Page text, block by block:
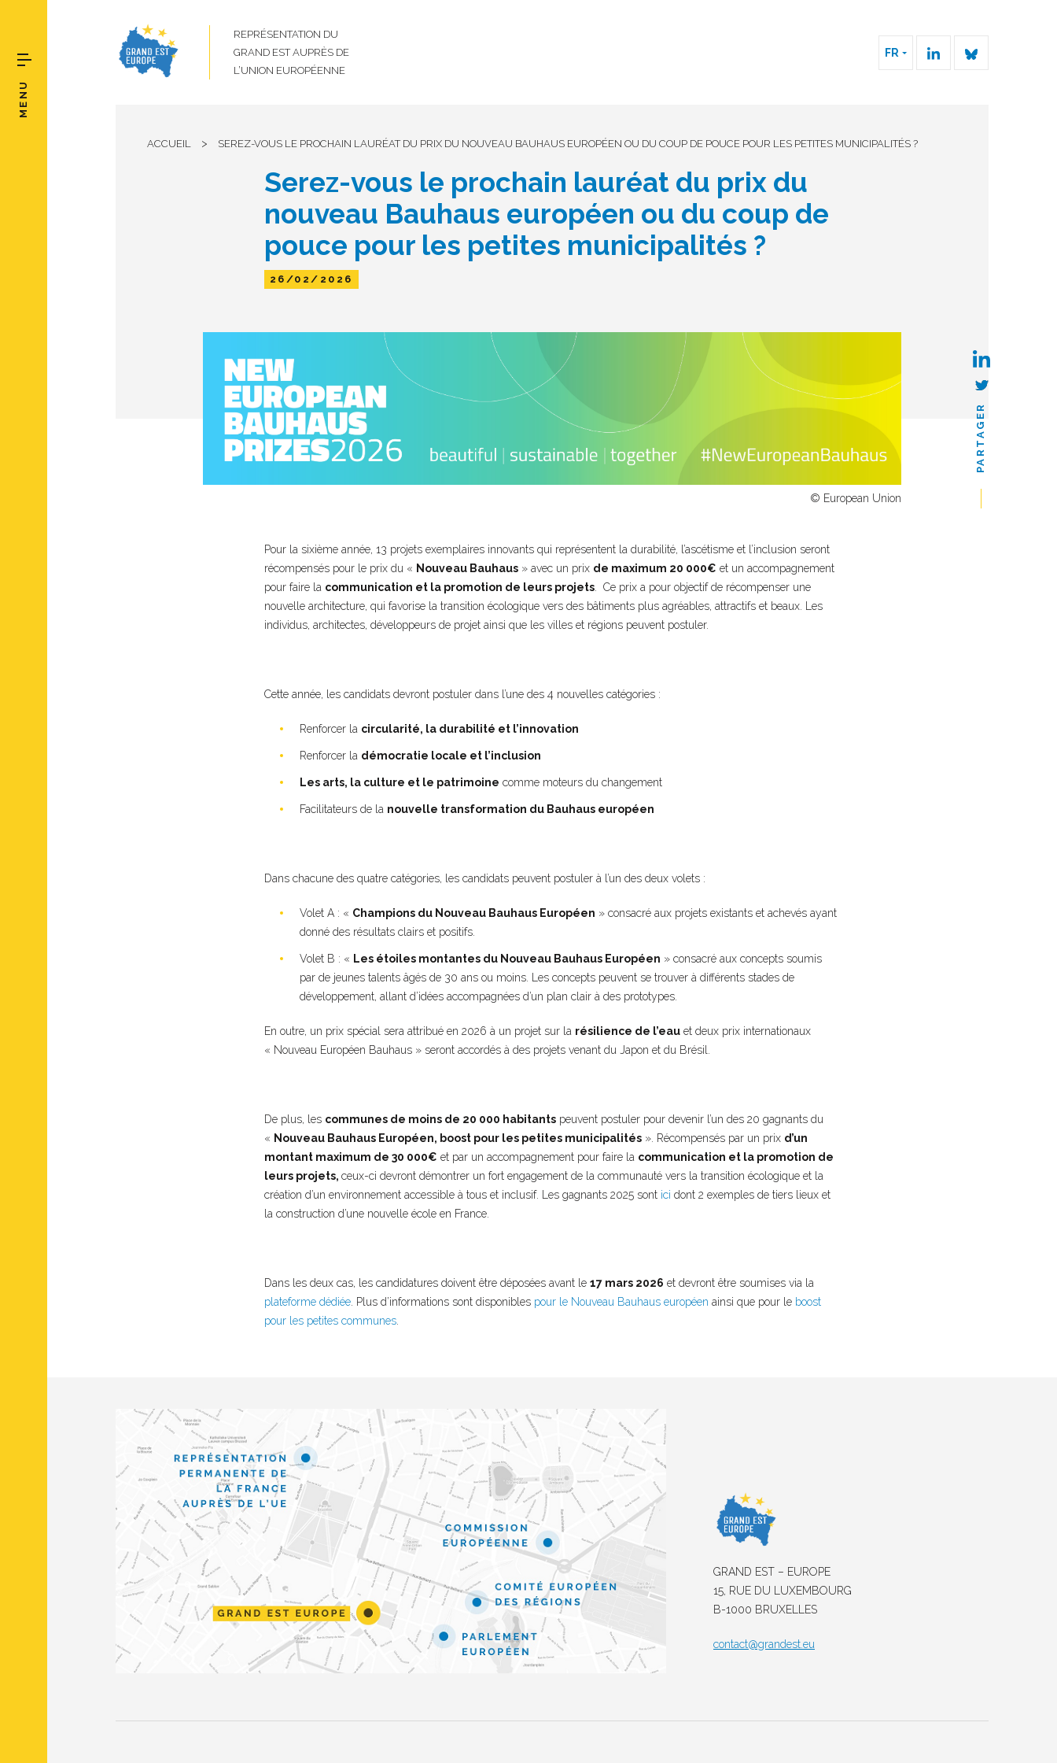
REPRÉSENTATION DU
GRAND EST AUPRÈS DE
L’UNION EUROPÉENNE
FR
MENU
ACCUEIL > SEREZ-VOUS LE PROCHAIN LAURÉAT DU PRIX DU NOUVEAU BAUHAUS EUROPÉEN OU DU COUP DE POUCE POUR LES PETITES MUNICIPALITÉS ?
Serez-vous le prochain lauréat du prix du
nouveau Bauhaus européen ou du coup de
pouce pour les petites municipalités ?
26/02/2026
© European Union
PARTAGER
Pour la sixième année, 13 projets exemplaires innovants qui représentent la durabilité, l’ascétisme et l’inclusion seront
récompensés pour le prix du « Nouveau Bauhaus» avec un prix de maximum 20 000€ et un accompagnement
pour faire la communication et la promotion de leurs projets. Ce prix a pour objectif de récompenser une
nouvelle architecture, qui favorise la transition écologique vers des bâtiments plus agréables, attractifs et beaux. Les
individus, architectes, développeurs de projet ainsi que les villes et régions peuvent postuler.
Cette année, les candidats devront postuler dans l’une des 4 nouvelles catégories :
Renforcer la circularité, la durabilité et l’innovation
Renforcer la démocratie locale et l’inclusion
Les arts, la culture et le patrimoine comme moteurs du changement
Facilitateurs de la nouvelle transformation du Bauhaus européen
Dans chacune des quatre catégories, les candidats peuvent postuler à l’un des deux volets :
Volet A : « Champions du Nouveau Bauhaus Européen » consacré aux projets existants et achevés ayant
donné des résultats clairs et positifs.
Volet B : « Les étoiles montantes du Nouveau Bauhaus Européen » consacré aux concepts soumis
par de jeunes talents âgés de 30 ans ou moins. Les concepts peuvent se trouver à différents stades de
développement, allant d’idées accompagnées d’un plan clair à des prototypes.
En outre, un prix spécial sera attribué en 2026 à un projet sur la résilience de l’eauet deux prix internationaux
« Nouveau Européen Bauhaus » seront accordés à des projets venant du Japon et du Brésil.
De plus, les communes de moins de 20 000 habitantspeuvent postuler pour devenir l’un des 20 gagnants du
« Nouveau Bauhaus Européen, boost pour les petites municipalités». Récompensés par un prix d’un
montant maximum de 30 000€ et par un accompagnement pour faire la communication et la promotion de
leurs projets, ceux-ci devront démontrer un fort engagement de la communauté vers la transition écologique et la
création d’un environnement accessible à tous et inclusif. Les gagnants 2025 sont ici dont 2 exemples de tiers lieux et
la construction d’une nouvelle école en France.
Dans les deux cas, les candidatures doivent être déposées avant le 17 mars 2026 et devront être soumises via la
plateforme dédiée. Plus d’informations sont disponibles pour le Nouveau Bauhaus européen ainsi que pour le boost
pour les petites communes.
GRAND EST – EUROPE
15, RUE DU LUXEMBOURG
B-1000 BRUXELLES
contact@grandest.eu